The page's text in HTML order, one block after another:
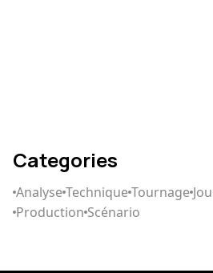
Categories
AnalyseTechniqueTournage
Production Scénario